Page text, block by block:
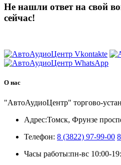
Не нашли ответ на свой
сейчас!
О нас
"АвтоАудиоЦентр" торгово-
Адрес:Томск, Фрунзе
Телефон: 8 (3822) 97-99-00
Часы работы:пн-вс 10:00-